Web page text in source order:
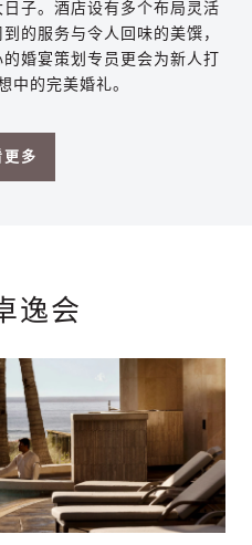
子。酒店设有多个布局灵活
的服务与令人回味的美馔，
婚宴策划专员更会为新人打
中的完美婚礼。
更多
逸会